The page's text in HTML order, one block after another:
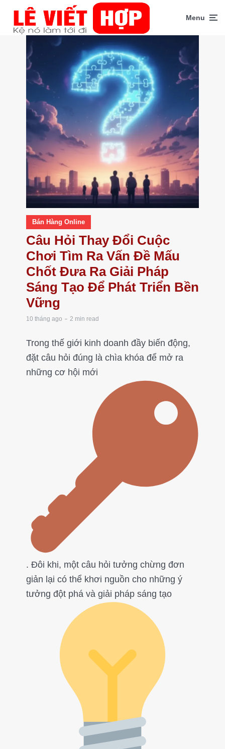
Menu
Bán Hàng Online
Câu Hỏi Thay Đổi Cuộc
Chơi Tìm Ra Vấn Đề Mấu
Chốt Đưa Ra Giải Pháp
Sáng Tạo Để Phát Triển Bền
Vững
10 tháng ago 2 min read
Trong thế giới kinh doanh đầy biến động,
đặt câu hỏi đúng là chìa khóa để mở ra
những cơ hội mới
. Đôi khi, một câu hỏi tưởng chừng đơn
giản lại có thể khơi nguồn cho những ý
tưởng đột phá và giải pháp sáng tạo